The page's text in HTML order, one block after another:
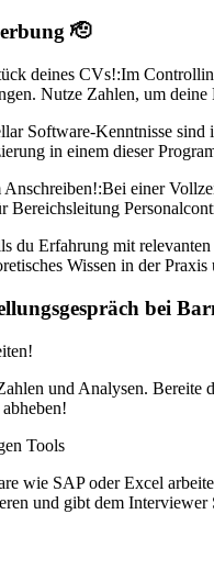
🫡
deines CVs!:Im
Nutze Zahlen, um
Software-Kenntnisse
in einem dieser
Bei einer
du Erfahrung mit
Wissen in der
bei
und Analysen. Bereite
Tools
wie SAP oder Excel
und gibt dem